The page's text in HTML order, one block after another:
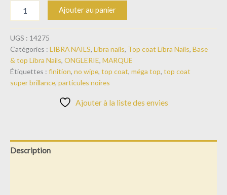
Ajouter au panier
UGS : 14275
Catégories : LIBRA NAILS, Libra nails, Top coat Libra Nails, Base
& top Libra Nails, ONGLERIE, MARQUE
Étiquettes : finition, no wipe, top coat, méga top, top coat
super brillance, particules noires
Ajouter à la liste des envies
Description